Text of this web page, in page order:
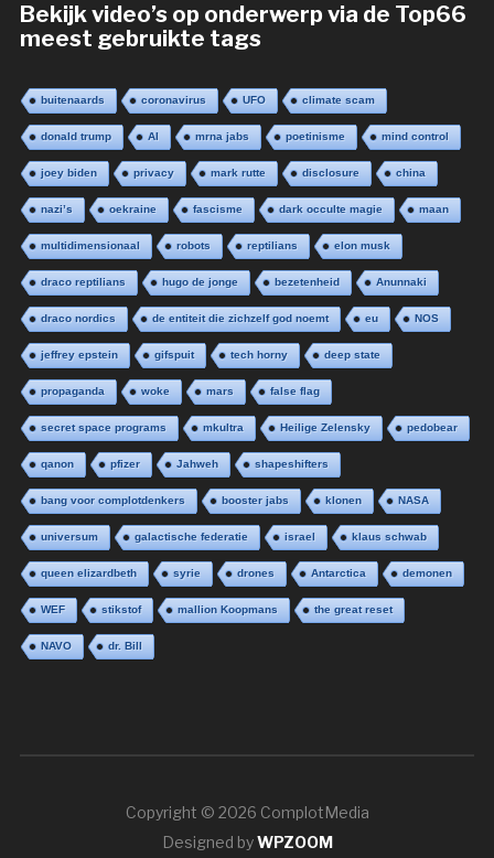
Bekijk video’s op onderwerp via de Top66
meest gebruikte tags
buitenaards coronavirus UFO climate scam
donald trump AI mrna jabs poetinisme mind control
joey biden privacy mark rutte disclosure china
nazi’s oekraine fascisme dark occulte magie maan
multidimensionaal robots reptilians elon musk
draco reptilians hugo de jonge bezetenheid Anunnaki
draco nordics de entiteit die zichzelf god noemt eu NOS
jeffrey epstein gifspuit tech horny deep state
propaganda woke mars false flag
secret space programs mkultra Heilige Zelensky pedobear
qanon pfizer Jahweh shapeshifters
bang voor complotdenkers booster jabs klonen NASA
universum galactische federatie israel klaus schwab
queen elizardbeth syrie drones Antarctica demonen
WEF stikstof mallion Koopmans the great reset
NAVO dr. Bill
Copyright © 2026 ComplotMedia
Designed byWPZOOM